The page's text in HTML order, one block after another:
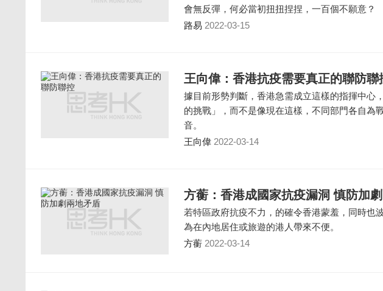
會無反彈，何必當初扭扭捏捏，一百個不願意？
路易 2022-03-15
王向偉：香港抗疫需要真正的聯防聯
據目前形勢判斷，香港急需成立這樣的指揮中心
的挑戰」，而不是像現在這樣，不同部門各自為
音。
王向偉 2022-03-14
方蘅：香港成國家抗疫漏洞 慎防加
若特區政府抗疫不力，的確令香港蒙羞，同時也
為在內地居住或旅遊的港人帶來不便。
方蘅 2022-03-14